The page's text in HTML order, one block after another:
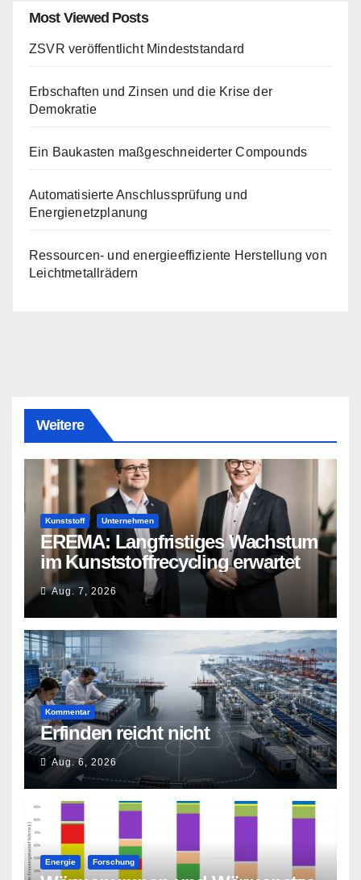
Most Viewed Posts
ZSVR veröffentlicht Mindeststandard
Erbschaften und Zinsen und die Krise der
Demokratie
Ein Baukasten maßgeschneiderter Compounds
Automatisierte Anschlussprüfung und
Energienetzplanung
Ressourcen- und energieeffiziente Herstellung von
Leichtmetallrädern
Weitere
Kunststoff Unternehmen
EREMA: Langfristiges Wachstum
im Kunststoffrecycling erwartet
Aug. 7, 2026
Kommentar
Erfinden reicht nicht
Aug. 6, 2026
Energie Forschung